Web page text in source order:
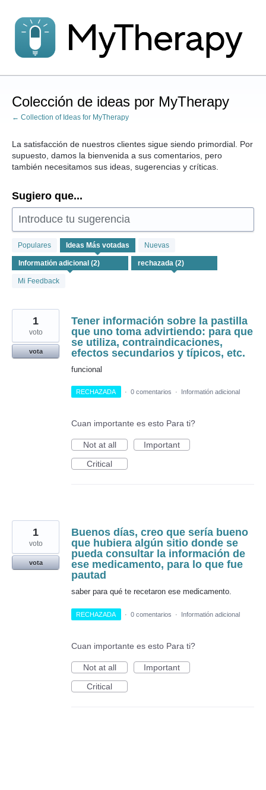
al
contenido
Colección de ideas por MyTherapy
← Collection of Ideas for MyTherapy
La satisfacción de nuestros clientes sigue siendo primordial. Por
supuesto, damos la bienvenida a sus comentarios, pero
también necesitamos sus ideas, sugerencias y críticas.
Sugiero que...
Introduce tu sugerencia
Populares Ideas Más votadas Nuevas
Mi Feedback
resultados
encontrados
Tener información sobre la pastilla
que uno toma advirtiendo: para que
se utiliza, contraindicaciones,
efectos secundarios y típicos, etc.
funcional
1
voto
vota
RECHAZADA · 0 comentarios · Informatión adicional
Cuan importante es esto Para ti?
Not at all
Important
Critical
Buenos días, creo que sería bueno
que hubiera algún sitio donde se
pueda consultar la información de
ese medicamento, para lo que fue
pautad
saber para qué te recetaron ese medicamento.
1
voto
vota
RECHAZADA · 0 comentarios · Informatión adicional
Cuan importante es esto Para ti?
Not at all
Important
Critical